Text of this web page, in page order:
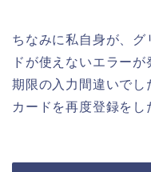
ちなみに私自身が、
ドが使えないエラー
期限の入力間違いで
カードを再度登録を